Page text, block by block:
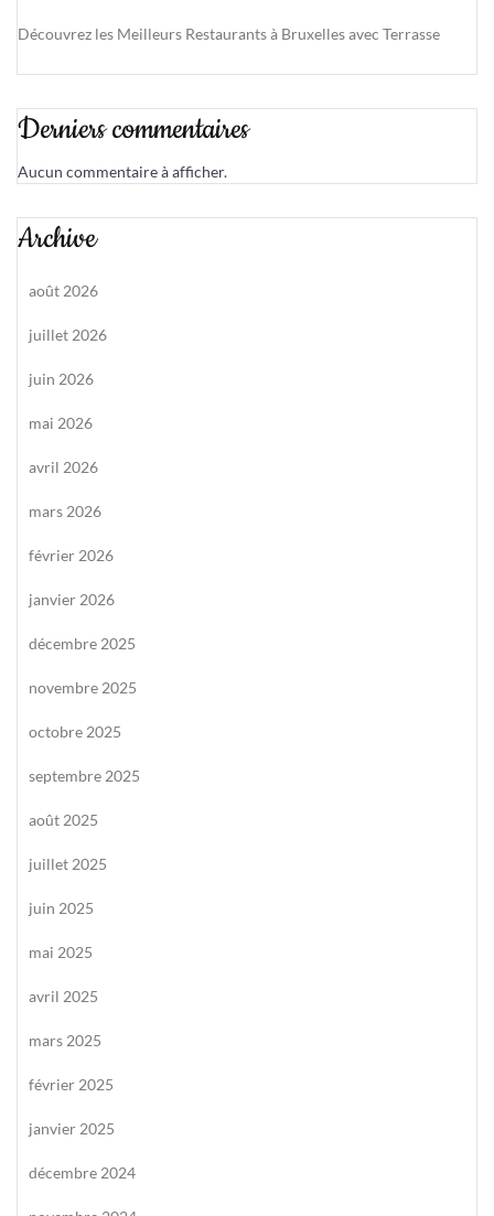
Découvrez les Meilleurs Restaurants à Bruxelles avec Terrasse
Derniers commentaires
Aucun commentaire à afficher.
Archive
août 2026
juillet 2026
juin 2026
mai 2026
avril 2026
mars 2026
février 2026
janvier 2026
décembre 2025
novembre 2025
octobre 2025
septembre 2025
août 2025
juillet 2025
juin 2025
mai 2025
avril 2025
mars 2025
février 2025
janvier 2025
décembre 2024